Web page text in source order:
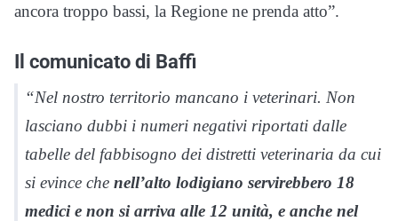
ancora troppo bassi, la Regione ne prenda atto”.
Il comunicato di Baffi
“Nel nostro territorio mancano i veterinari. Non
lasciano dubbi i numeri negativi riportati dalle
tabelle del fabbisogno dei distretti veterinaria da cui
si evince che nell’alto lodigiano servirebbero 18
medici e non si arriva alle 12 unità, e anche nel